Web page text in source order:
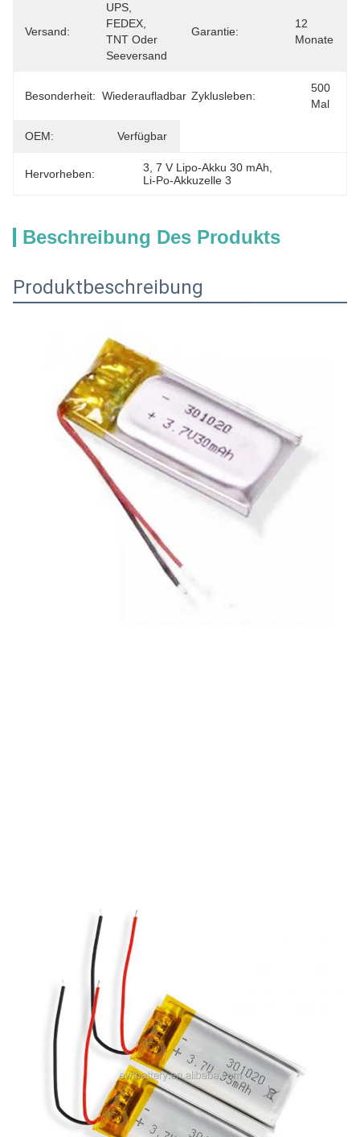
Versand:
UPS,
FEDEX,
TNT Oder
Seeversand
Garantie:
12
Monate
Besonderheit: Wiederaufladbar Zyklusleben:
500
Mal
OEM: Verfügbar
Hervorheben: 3 , 7 V Lipo-Akku 30 mAh
Li-Po-Akkuzelle 3
Beschreibung Des Produkts
Produktbeschreibung